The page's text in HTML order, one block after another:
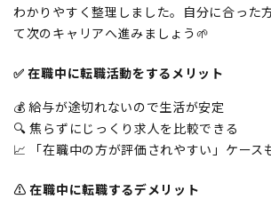
わかりやすく整理しました。自分に合った
て次のキャリアへ進みましょう🌱
✅ 在職中に転職活動をするメリット
💰 給与が途切れないので生活が安定
🔍 焦らずにじっくり求人を比較できる
📈 「在職中の方が評価されやすい」ケース
⚠️ 在職中に転職するデメリット